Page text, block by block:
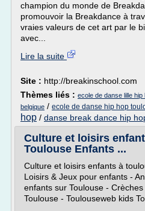
champion du monde de
promouvoir la Breakdance à
vraies valeurs de cet art par le
avec...
Lire la suite
Site : http://breakinschool.com
Thèmes liés : ecole de danse lille hip
belgique / ecole de danse hip hop
hop / danse break dance hip
Culture et loisirs
Toulouse Enfants ...
Culture et loisirs enfants à
Loisirs & Jeux pour enfants -
enfants sur Toulouse -
Toulouse - Toulouseweb kids